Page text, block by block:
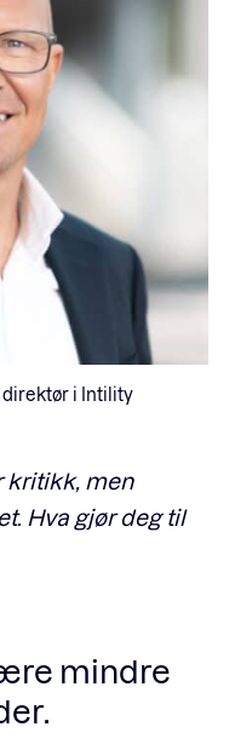
i Intility
kritikk, men
Hva gjør deg til
mindre